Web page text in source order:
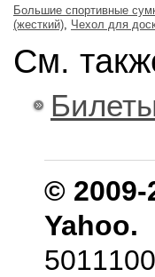
Большие спортивные
(жесткий), Чехол для
См.
©
Yahoo.